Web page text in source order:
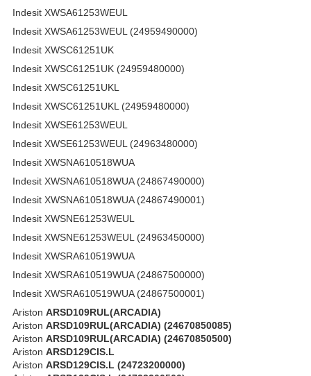
Indesit XWSA61253WEUL
Indesit XWSA61253WEUL (24959490000)
Indesit XWSC61251UK
Indesit XWSC61251UK (24959480000)
Indesit XWSC61251UKL
Indesit XWSC61251UKL (24959480000)
Indesit XWSE61253WEUL
Indesit XWSE61253WEUL (24963480000)
Indesit XWSNA610518WUA
Indesit XWSNA610518WUA (24867490000)
Indesit XWSNA610518WUA (24867490001)
Indesit XWSNE61253WEUL
Indesit XWSNE61253WEUL (24963450000)
Indesit XWSRA610519WUA
Indesit XWSRA610519WUA (24867500000)
Indesit XWSRA610519WUA (24867500001)
Ariston ARSD109RUL(ARCADIA)
Ariston ARSD109RUL(ARCADIA) (24670850085)
Ariston ARSD109RUL(ARCADIA) (24670850500)
Ariston ARSD129CIS.L
Ariston ARSD129CIS.L (24723200000)